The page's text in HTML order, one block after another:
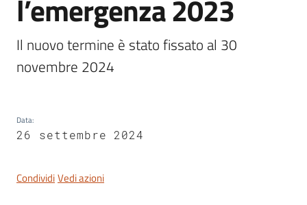
Tutti
gli
argomenti
Seguici
l’emergenza 2023
Il nuovo termine è stato fissato al 30
novembre 2024
Data:
26 settembre 2024
CondividiVedi azioni